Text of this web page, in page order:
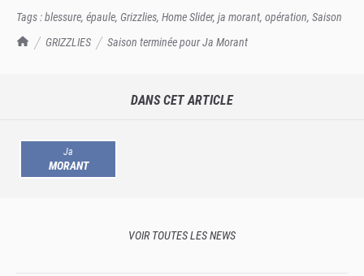
TrashTalk Actu NBA
GRIZZLIES Saison terminée pour Ja Morant
Tags :blessure, épaule, Grizzlies, Home Slider, ja morant, opération, Saison
DANS CET ARTICLE
Ja
MORANT
VOIR TOUTES LES NEWS